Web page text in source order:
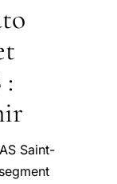
Saint-